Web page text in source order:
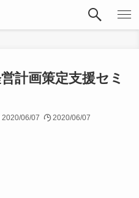
計画策定支援セミ
2020/06/07 2020/06/07